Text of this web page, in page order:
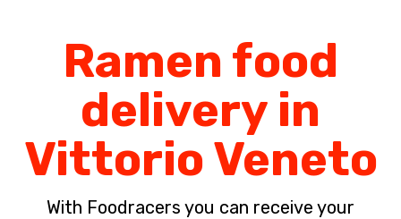
Ramen food
delivery in
Vittorio Veneto
With Foodracers you can receive your